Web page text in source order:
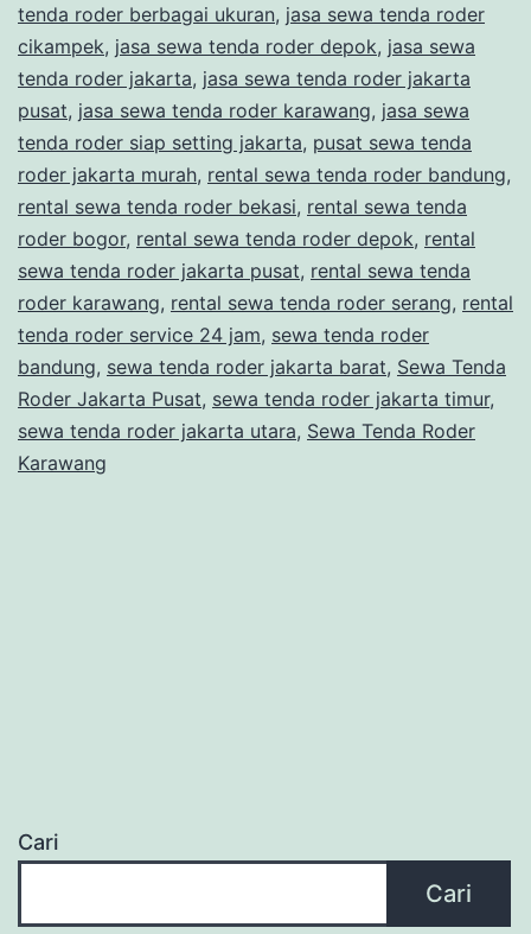
tenda roder berbagai ukuran, jasa sewa tenda roder
cikampek, jasa sewa tenda roder depok, jasa sewa
tenda roder jakarta, jasa sewa tenda roder jakarta
pusat, jasa sewa tenda roder karawang, jasa sewa
tenda roder siap setting jakarta, pusat sewa tenda
roder jakarta murah, rental sewa tenda roder bandung,
rental sewa tenda roder bekasi, rental sewa tenda
roder bogor, rental sewa tenda roder depok, rental
sewa tenda roder jakarta pusat, rental sewa tenda
roder karawang, rental sewa tenda roder serang, rental
tenda roder service 24 jam, sewa tenda roder
bandung, sewa tenda roder jakarta barat, Sewa Tenda
Roder Jakarta Pusat, sewa tenda roder jakarta timur,
sewa tenda roder jakarta utara, Sewa Tenda Roder
Karawang
Cari
Cari